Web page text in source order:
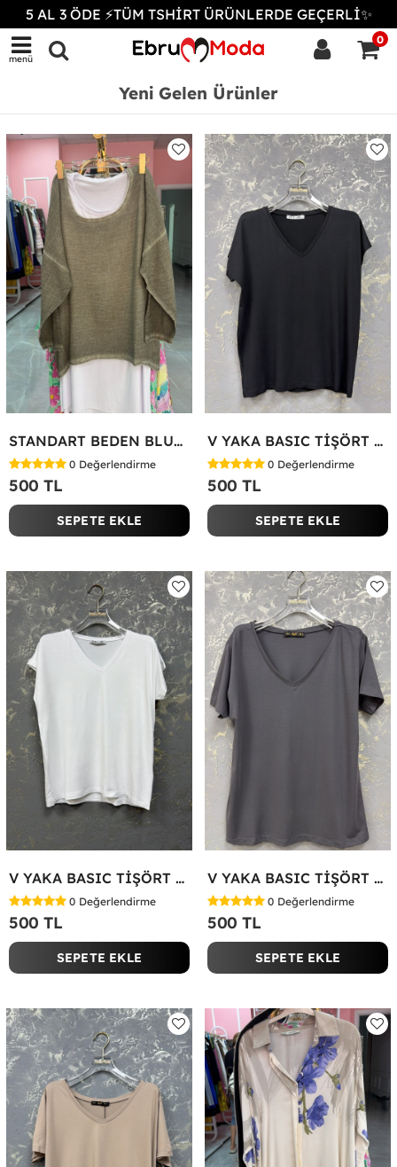
5 AL 3 ÖDE ⚡TÜM TSHİRT ÜRÜNLERDE GEÇERLİ✨
menü
0
Yeni Gelen Ürünler
STANDART BEDEN BLUZ Yeşil
0 Değerlendirme
500 TL
SEPETE EKLE
V YAKA BASIC TİŞÖRT Siyah
0 Değerlendirme
500 TL
SEPETE EKLE
V YAKA BASIC TİŞÖRT Beyaz
0 Değerlendirme
500 TL
SEPETE EKLE
V YAKA BASIC TİŞÖRT Antrasit
0 Değerlendirme
500 TL
SEPETE EKLE